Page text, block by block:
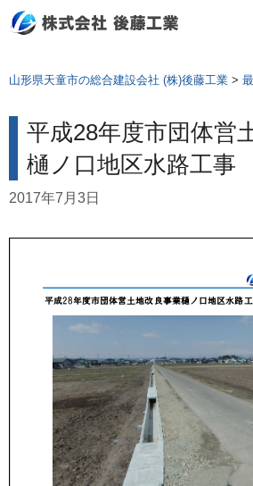
Skip
山形県天童市の総合建設会社 (株)後藤工業 >
平成28年度市団体営
樋ノ口地区水路工事
2017年7月3日